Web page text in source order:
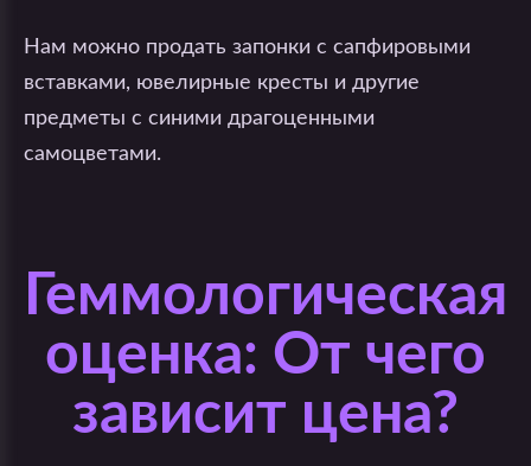
Нам можно продать запонки с сапфировыми
вставками, ювелирные кресты и другие
предметы с синими драгоценными
самоцветами.
Геммологическая
оценка: От чего
зависит цена?